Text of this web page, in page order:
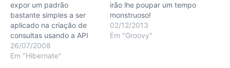
expor um padrão
bastante simples a ser
aplicado na criação de
consultas usando a API
Criteria do Hibernate. A
API Criteria consiste em
26/07/2008
Em "Hibernate"
irão lhe poupar um tempo
monstruoso!
02/12/2013
Em "Groovy"